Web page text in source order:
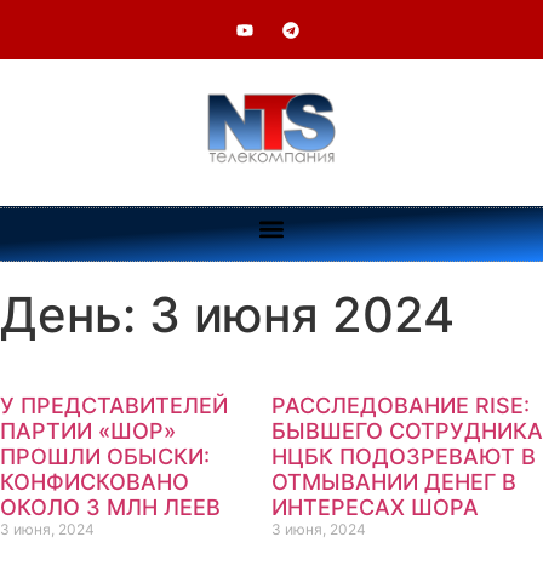
День: 3 июня 2024
У ПРЕДСТАВИТЕЛЕЙ
ПАРТИИ «ШОР»
ПРОШЛИ ОБЫСКИ:
КОНФИСКОВАНО
ОКОЛО 3 МЛН ЛЕЕВ
3 июня, 2024
РАССЛЕДОВАНИЕ RISE:
БЫВШЕГО СОТРУДНИКА
НЦБК ПОДОЗРЕВАЮТ В
ОТМЫВАНИИ ДЕНЕГ В
ИНТЕРЕСАХ ШОРА
3 июня, 2024